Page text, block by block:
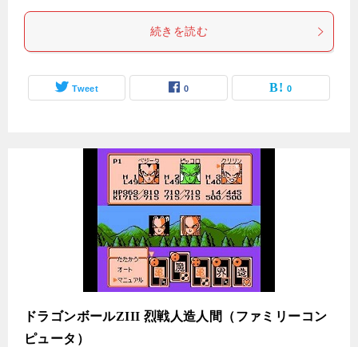
続きを読む
Tweet 0 0
ドラゴンボールZIII 烈戦人造人間（ファミリーコン
ピュータ）